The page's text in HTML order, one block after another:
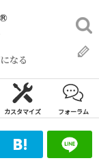
なる
検
索:
カスタマイズ フォーラム